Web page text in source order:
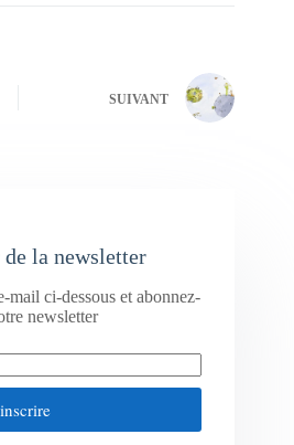
SUIVANT
la newsletter
mail ci-dessous et abonnez-
newsletter